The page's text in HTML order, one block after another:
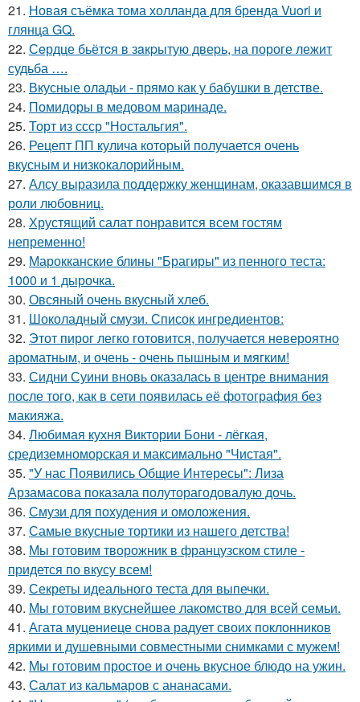
21. Новая съёмка тома холланда для бренда Vuori и
глянца GQ.
22. Сeрдце бьётcя в зaкpытую двеpь, на пороге лежит
судьба ….
23. Вкусные оладьи - прямо как у бабушки в детстве.
24. Помидоры в медовом маринаде.
25. Торт из ссср "Ностальгия".
26. Рецепт ПП кулича который получается очень
вкусным и низкокалорийным.
27. Алсу выразила поддержку женщинам, оказавшимся в
роли любовниц.
28. Хрустящий салат понравится всем гостям
непременно!
29. Марокканские блины "Брагиры" из пенного теста:
1000 и 1 дырочка.
30. Овсяный очень вкусный хлеб.
31. Шоколадный смузи. Список ингредиентов:
32. Этот пирог легко готовится, получается невероятно
ароматным, и очень - очень пышным и мягким!
33. Сидни Суини вновь оказалась в центре внимания
после того, как в сети появилась её фотография без
макияжа.
34. Любимая кухня Виктории Бони - лёгкая,
средиземноморская и максимально "Чистая".
35. "У нас Появились Общие Интересы": Лиза
Арзамасова показала полуторагодовалую дочь.
36. Смузи для похудения и омоложения.
37. Самые вкусные тортики из нашего детства!
38. Мы готовим творожник в французском стиле -
придется по вкусу всем!
39. Секреты идеального теста для выпечки.
40. Мы готовим вкуснейшее лакомство для всей семьи.
41. Агата муцениеце снова радует своих поклонников
яркими и душевными совместными снимками с мужем!
42. Мы готовим простое и очень вкусное блюдо на ужин.
43. Салат из кальмаров с ананасами.